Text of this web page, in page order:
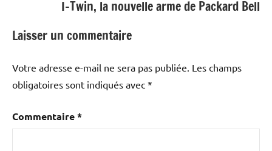
I-Twin, la nouvelle arme de Packard Bell
Laisser un commentaire
Votre adresse e-mail ne sera pas publiée. Les champs
obligatoires sont indiqués avec *
Commentaire*